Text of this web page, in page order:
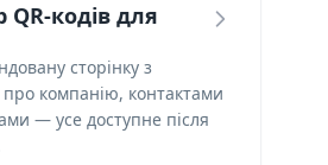
QR-кодів для
сторінку з
компанію, контактами
— усе доступне після